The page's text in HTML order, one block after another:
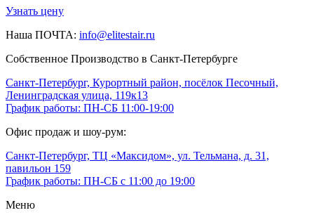
Узнать цену
Наша ПОЧТА: info@elitestair.ru
Собственное Производство в Санкт-Петербурге
Санкт-Петербург, Курортный район, посёлок Песочный,
Ленинградская улица, 119к13
График работы: ПН-СБ 11:00-19:00
Офис продаж и шоу-рум:
Санкт-Петербург, ТЦ «Максидом», ул. Тельмана, д. 31,
павильон 159
График работы: ПН-СБ с 11:00 до 19:00
Меню